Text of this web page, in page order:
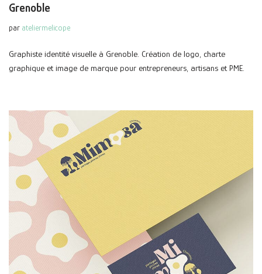
Grenoble
par ateliermelicope
Graphiste identité visuelle à Grenoble. Création de logo, charte
graphique et image de marque pour entrepreneurs, artisans et PME.